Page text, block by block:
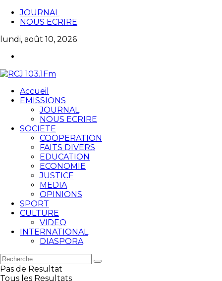
JOURNAL
NOUS ECRIRE
lundi, août 10, 2026
Accueil
EMISSIONS
JOURNAL
NOUS ECRIRE
SOCIETE
COOPERATION
FAITS DIVERS
EDUCATION
ECONOMIE
JUSTICE
MEDIA
OPINIONS
SPORT
CULTURE
VIDEO
INTERNATIONAL
DIASPORA
Pas de Resultat
Tous les Resultats